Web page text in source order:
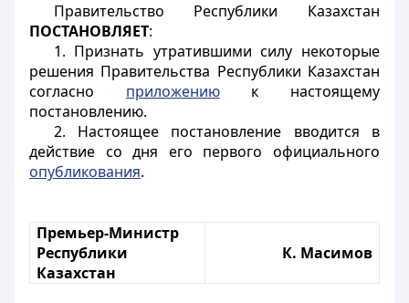
Правительство Республики Казахстан
ПОСТАНОВЛЯЕТ:
1. Признать утратившими силу некоторые
решения Правительства Республики Казахстан
согласно приложениюк настоящему
постановлению.
2. Настоящее постановление вводится в
действие со дня его первого официального
опубликования.
Премьер-Министр
Республики
Казахстан
К. Масимов